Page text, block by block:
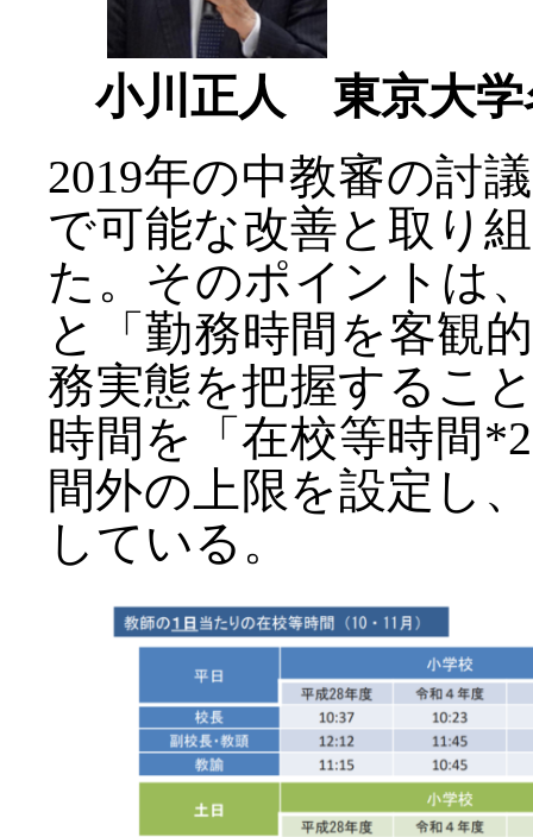
小川正人 東京大学
2019年の中教審の討
で可能な改善と取り
た。そのポイントは
と「勤務時間を客観
務実態を把握するこ
時間を「在校等時間
間外の上限を設定し
している。